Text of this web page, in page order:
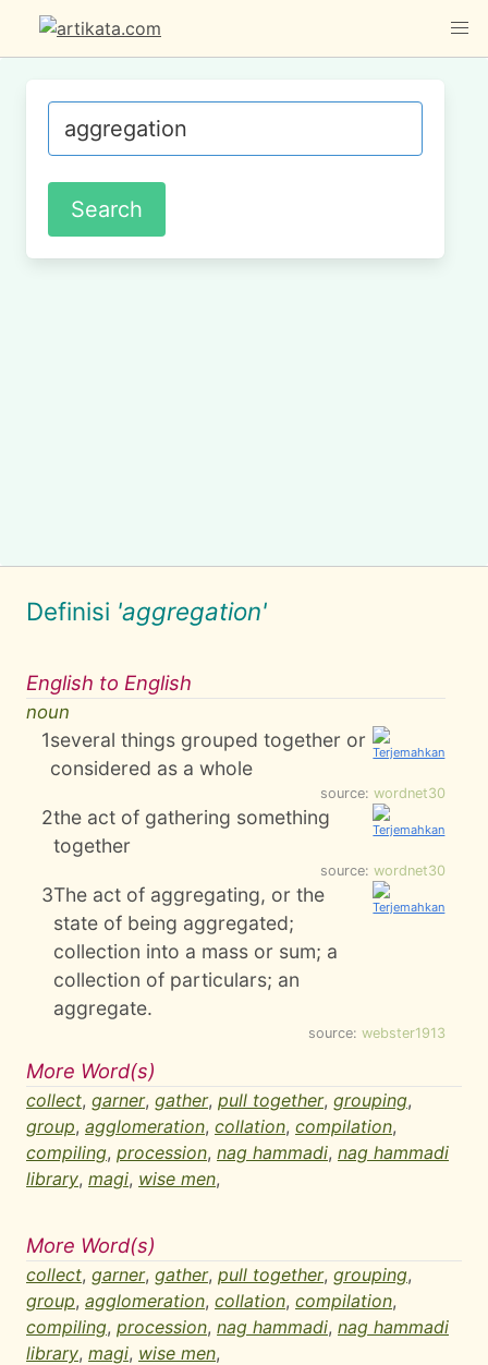
Definisi 'aggregation'
English to English
noun
1several things grouped together or
considered as a whole
source: wordnet30
2the act of gathering something
together
source: wordnet30
3The act of aggregating, or the
state of being aggregated;
collection into a mass or sum; a
collection of particulars; an
aggregate.
source: webster1913
More Word(s)
collect, garner, gather, pull together, grouping,
group, agglomeration, collation, compilation,
compiling, procession, nag hammadi, nag hammadi
library, magi, wise men,
More Word(s)
collect, garner, gather, pull together, grouping,
group, agglomeration, collation, compilation,
compiling, procession, nag hammadi, nag hammadi
library, magi, wise men,